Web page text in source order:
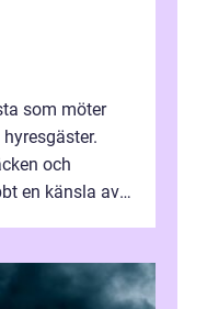
som möter
och
en känsla av